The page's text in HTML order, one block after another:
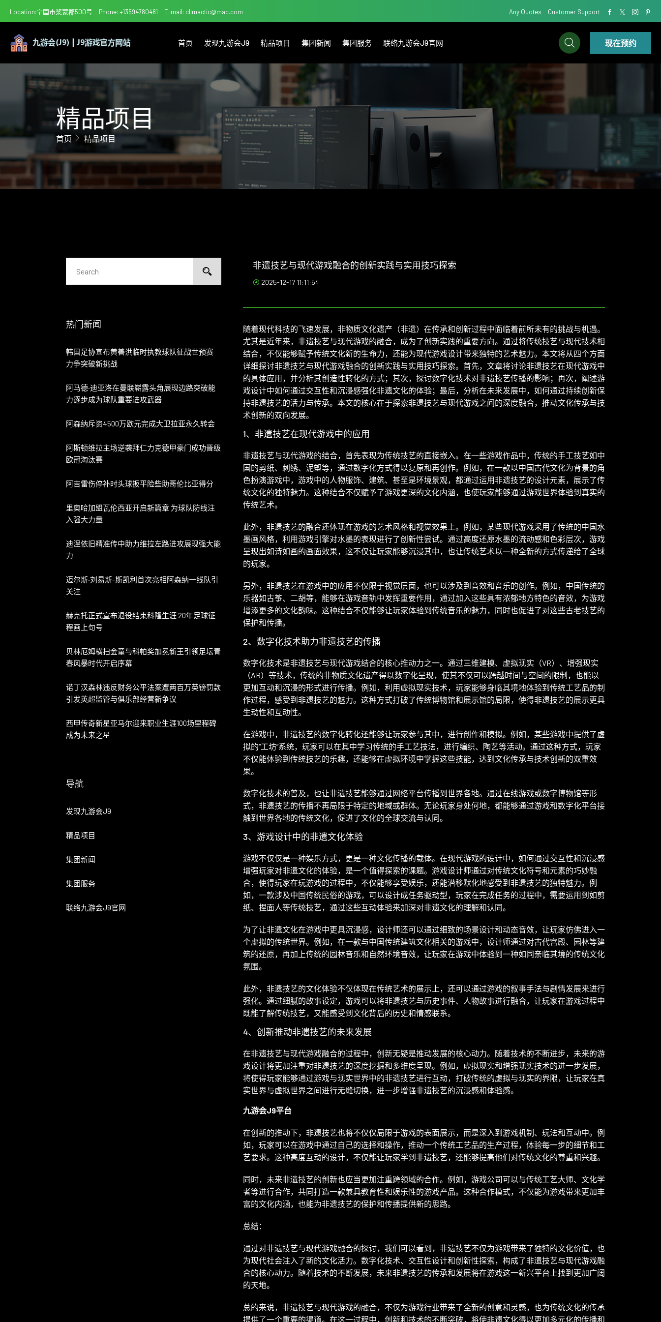
Location:宁国市浆蒙郡500号 Phone: +13594780481 E-mail: climactic@mac.com Any Quotes Customer Support
首页 发现九游会J9 精品项目 集团新闻 集团服务 联络九游会J9官网 现在预约
精品项目
首页 精品项目
热门新闻
韩国足协宣布黄善洪临时执教球队征战世预赛
力争突破新挑战
阿马德·迪亚洛在曼联崭露头角展现边路突破能
力逐步成为球队重要进攻武器
阿森纳斥资4500万欧元完成大卫拉亚永久转会
阿斯顿维拉主场逆袭拜仁力克德甲豪门成功晋级
欧冠淘汰赛
阿吉雷伤停补时头球扳平险些助哥伦比亚得分
里奥哈加盟瓦伦西亚开启新篇章 为球队防线注
入强大力量
迪涅依旧精准传中助力维拉左路进攻展现强大能
力
迈尔斯·刘易斯-斯凯利首次亮相阿森纳一线队引
关注
赫克托正式宣布退役结束科隆生涯 20年足球征
程画上句号
贝林厄姆横扫金童与科帕奖加冕新王引领足坛青
春风暴时代开启序幕
诺丁汉森林违反财务公平法案遭两百万英镑罚款
引发英超监管与俱乐部经营新争议
西甲传奇新星亚马尔迎来职业生涯100场里程碑
成为未来之星
导航
发现九游会J9
精品项目
集团新闻
集团服务
联络九游会J9官网
非遗技艺与现代游戏融合的创新实践与实用技巧探索
2025-12-17 11:11:54
随着现代科技的飞速发展，非物质文化遗产（非遗）在传承和创新过程中面临着前所未有的挑战与机遇。
尤其是近年来，非遗技艺与现代游戏的融合，成为了创新实践的重要方向。通过将传统技艺与现代技术相
结合，不仅能够赋予传统文化新的生命力，还能为现代游戏设计带来独特的艺术魅力。本文将从四个方面
详细探讨非遗技艺与现代游戏融合的创新实践与实用技巧探索。首先，文章将讨论非遗技艺在现代游戏中
的具体应用，并分析其创造性转化的方式；其次，探讨数字化技术对非遗技艺传播的影响；再次，阐述游
戏设计中如何通过交互性和沉浸感强化非遗文化的体验；最后，分析在未来发展中，如何通过持续创新保
持非遗技艺的活力与传承。本文的核心在于探索非遗技艺与现代游戏之间的深度融合，推动文化传承与技
术创新的双向发展。
1、非遗技艺在现代游戏中的应用
非遗技艺与现代游戏的结合，首先表现为传统技艺的直接嵌入。在一些游戏作品中，传统的手工技艺如中
国的剪纸、刺绣、泥塑等，通过数字化方式得以复原和再创作。例如，在一款以中国古代文化为背景的角
色扮演游戏中，游戏中的人物服饰、建筑、甚至是环境景观，都通过运用非遗技艺的设计元素，展示了传
统文化的独特魅力。这种结合不仅赋予了游戏更深的文化内涵，也使玩家能够通过游戏世界体验到真实的
传统艺术。
此外，非遗技艺的融合还体现在游戏的艺术风格和视觉效果上。例如，某些现代游戏采用了传统的中国水
墨画风格，利用游戏引擎对水墨的表现进行了创新性尝试。通过高度还原水墨的流动感和色彩层次，游戏
呈现出如诗如画的画面效果，这不仅让玩家能够沉浸其中，也让传统艺术以一种全新的方式传递给了全球
的玩家。
另外，非遗技艺在游戏中的应用不仅限于视觉层面，也可以涉及到音效和音乐的创作。例如，中国传统的
乐器如古筝、二胡等，能够在游戏音轨中发挥重要作用，通过加入这些具有浓郁地方特色的音效，为游戏
增添更多的文化韵味。这种结合不仅能够让玩家体验到传统音乐的魅力，同时也促进了对这些古老技艺的
保护和传播。
2、数字化技术助力非遗技艺的传播
数字化技术是非遗技艺与现代游戏结合的核心推动力之一。通过三维建模、虚拟现实（VR）、增强现实
（AR）等技术，传统的非物质文化遗产得以数字化呈现，使其不仅可以跨越时间与空间的限制，也能以
更加互动和沉浸的形式进行传播。例如，利用虚拟现实技术，玩家能够身临其境地体验到传统工艺品的制
作过程，感受到非遗技艺的魅力。这种方式打破了传统博物馆和展示馆的局限，使得非遗技艺的展示更具
生动性和互动性。
在游戏中，非遗技艺的数字化转化还能够让玩家参与其中，进行创作和模拟。例如，某些游戏中提供了虚
拟的“工坊”系统，玩家可以在其中学习传统的手工艺技法，进行编织、陶艺等活动。通过这种方式，玩家
不仅能体验到传统技艺的乐趣，还能够在虚拟环境中掌握这些技能，达到文化传承与技术创新的双重效
果。
数字化技术的普及，也让非遗技艺能够通过网络平台传播到世界各地。通过在线游戏或数字博物馆等形
式，非遗技艺的传播不再局限于特定的地域或群体。无论玩家身处何地，都能够通过游戏和数字化平台接
触到世界各地的传统文化，促进了文化的全球交流与认同。
3、游戏设计中的非遗文化体验
游戏不仅仅是一种娱乐方式，更是一种文化传播的载体。在现代游戏的设计中，如何通过交互性和沉浸感
增强玩家对非遗文化的体验，是一个值得探索的课题。游戏设计师通过对传统文化符号和元素的巧妙融
合，使得玩家在玩游戏的过程中，不仅能够享受娱乐，还能潜移默化地感受到非遗技艺的独特魅力。例
如，一款涉及中国传统民俗的游戏，可以设计成任务驱动型，玩家在完成任务的过程中，需要运用到如剪
纸、捏面人等传统技艺，通过这些互动体验来加深对非遗文化的理解和认同。
为了让非遗文化在游戏中更具沉浸感，设计师还可以通过细致的场景设计和动态音效，让玩家仿佛进入一
个虚拟的传统世界。例如，在一款与中国传统建筑文化相关的游戏中，设计师通过对古代宫殿、园林等建
筑的还原，再加上传统的园林音乐和自然环境音效，让玩家在游戏中体验到一种如同亲临其境的传统文化
氛围。
此外，非遗技艺的文化体验不仅体现在传统艺术的展示上，还可以通过游戏的叙事手法与剧情发展来进行
强化。通过细腻的故事设定，游戏可以将非遗技艺与历史事件、人物故事进行融合，让玩家在游戏过程中
既能了解传统技艺，又能感受到文化背后的历史和情感联系。
4、创新推动非遗技艺的未来发展
在非遗技艺与现代游戏融合的过程中，创新无疑是推动发展的核心动力。随着技术的不断进步，未来的游
戏设计将更加注重对非遗技艺的深度挖掘和多维度呈现。例如，虚拟现实和增强现实技术的进一步发展，
将使得玩家能够通过游戏与现实世界中的非遗技艺进行互动，打破传统的虚拟与现实的界限，让玩家在真
实世界与虚拟世界之间进行无缝切换，进一步增强非遗技艺的沉浸感和体验感。
九游会J9平台
在创新的推动下，非遗技艺也将不仅仅局限于游戏的表面展示，而是深入到游戏机制、玩法和互动中。例
如，玩家可以在游戏中通过自己的选择和操作，推动一个传统工艺品的生产过程，体验每一步的细节和工
艺要求。这种高度互动的设计，不仅能让玩家学到非遗技艺，还能够提高他们对传统文化的尊重和兴趣。
同时，未来非遗技艺的创新也应当更加注重跨领域的合作。例如，游戏公司可以与传统工艺大师、文化学
者等进行合作，共同打造一款兼具教育性和娱乐性的游戏产品。这种合作模式，不仅能为游戏带来更加丰
富的文化内涵，也能为非遗技艺的保护和传播提供新的思路。
总结：
通过对非遗技艺与现代游戏融合的探讨，我们可以看到，非遗技艺不仅为游戏带来了独特的文化价值，也
为现代社会注入了新的文化活力。数字化技术、交互性设计和创新性探索，构成了非遗技艺与现代游戏融
合的核心动力。随着技术的不断发展，未来非遗技艺的传承和发展将在游戏这一新兴平台上找到更加广阔
的天地。
总的来说，非遗技艺与现代游戏的融合，不仅为游戏行业带来了全新的创意和灵感，也为传统文化的传承
提供了一个重要的渠道。在这一过程中，创新和技术的不断突破，将使非遗文化得以更加多元化的传播和